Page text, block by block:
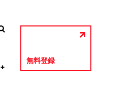
+
無料登録